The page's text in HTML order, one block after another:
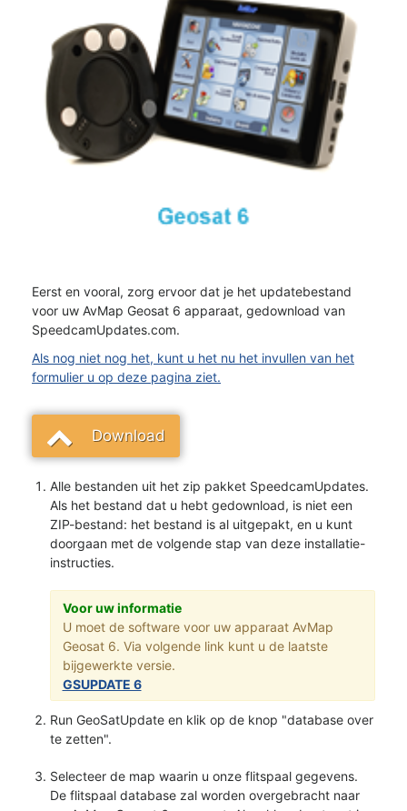
Eerst en vooral, zorg ervoor dat je het updatebestand
voor uw AvMap Geosat 6 apparaat, gedownload van
SpeedcamUpdates.com.
Als nog niet nog het, kunt u het nu het invullen van het
formulier u op deze pagina ziet.
Download
Alle bestanden uit het zip pakket SpeedcamUpdates.
Als het bestand dat u hebt gedownload, is niet een
ZIP-bestand: het bestand is al uitgepakt, en u kunt
doorgaan met de volgende stap van deze installatie-
instructies.
Voor uw informatie
U moet de software voor uw apparaat AvMap
Geosat 6. Via volgende link kunt u de laatste
bijgewerkte versie.
GSUPDATE 6
Run GeoSatUpdate en klik op de knop "database over
te zetten".
Selecteer de map waarin u onze flitspaal gegevens.
De flitspaal database zal worden overgebracht naar